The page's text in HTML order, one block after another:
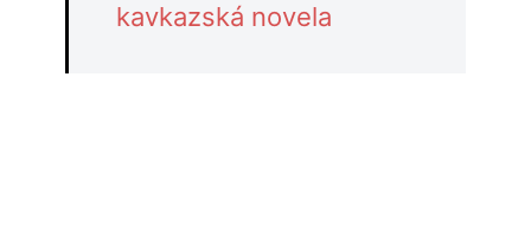
kavkazská novela